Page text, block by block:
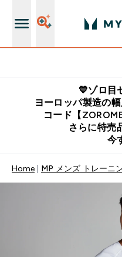
💙ゾロ目
ヨーロッパ製造の
コード【
さらに特売
今
Home MP メンズ トレーニ